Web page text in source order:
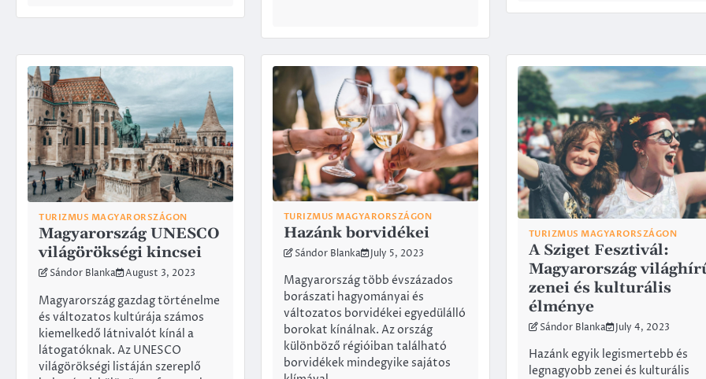
TURIZMUS MAGYARORSZÁGON
Magyarország UNESCO
világörökségi kincsei
Sándor Blanka August 3, 2023
Magyarország gazdag történelme
és változatos kultúrája számos
kiemelkedő látnivalót kínál a
látogatóknak. Az UNESCO
világörökségi listáján szereplő
TURIZMUS MAGYARORSZÁGON
Hazánk borvidékei
Sándor Blanka July 5, 2023
Magyarország több évszázados
borászati hagyományai és
változatos borvidékei egyedülálló
borokat kínálnak. Az ország
különböző régióiban található
borvidékek mindegyike sajátos
TURIZMUS MAGYARORSZÁGON
A Sziget Fesztivál:
Magyarország
zenei és kulturális
élménye
Sándor Blanka July 4, 2023
Hazánk egyik legismertebb és
legnagyobb zenei és kulturális